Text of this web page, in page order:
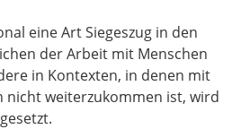
eine Art Siegeszug in den
der Arbeit mit Menschen
in Kontexten, in denen mit
weiterzukommen ist, wird